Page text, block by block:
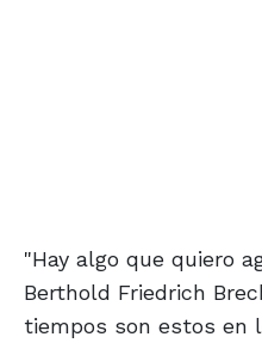
"Hay algo que quiero
Berthold Friedrich
tiempos son estos en